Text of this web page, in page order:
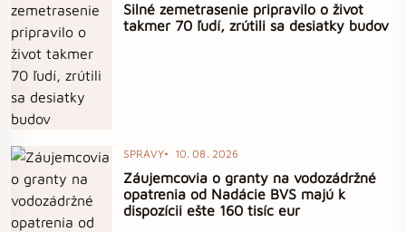
Silné zemetrasenie pripravilo o život
takmer 70 ľudí, zrútili sa desiatky budov
SPRÁVY 10. 08. 2026
Záujemcovia o granty na vodozádržné
opatrenia od Nadácie BVS majú k
dispozícii ešte 160 tisíc eur